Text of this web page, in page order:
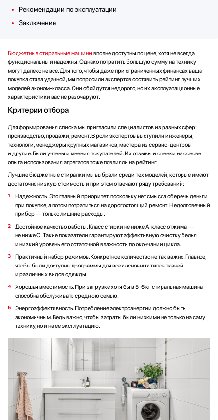
Рекомендации по эксплуатации
Заключение
Бюджетные стиральные машины вполне доступны по цене, хотя не всегда
функциональны и надежны. Однако потратить большую сумму на технику
могут далеко не все. Для того, чтобы даже при ограниченных финансах ваша
покупка стала удачной, мы попросили экспертов составить рейтинг лучших
моделей эконом-класса. Они обойдутся недорого, но их эксплуатационные
характеристики вас не разочаруют.
Критерии отбора
Для формирования списка мы пригласили специалистов из разных сфер:
производство, продажи, ремонт. В роли экспертов выступили инженеры,
технологи, менеджеры крупных магазинов, мастера из сервис-центров
и другие. Были учтены и мнения покупателей. Их отзывы и оценки на основе
опыта использования агрегатов тоже повлияли на рейтинг.
Лучшие бюджетные стиралки мы выбрали среди тех моделей, которые имеют
достаточно низкую стоимость и при этом отвечают ряду требований:
Надежность. Это главный приоритет, поскольку нет смысла сберечь деньги
при покупке, а потом потратиться на дорогостоящий ремонт. Недолговечный
прибор — только лишние расходы.
Достойное качество работы. Класс стирки не ниже A, класс отжима —
не ниже C. Такие показатели гарантируют эффективную очистку белья
и низкий уровень его остаточной влажности по окончании цикла.
Практичный набор режимов. Конкретное количество не так важно. Главное,
чтобы были доступны программы для всех основных типов тканей
и различных видов одежды.
Хорошая вместимость. При загрузке хотя бы в 5-6 кг стиральная машина
способна обслуживать среднюю семью.
Энергоэффективность. Потребление электроэнергии должно быть
экономичным. Ведь важно, чтобы затраты были низкими не только на саму
технику, но и на ее эксплуатацию.